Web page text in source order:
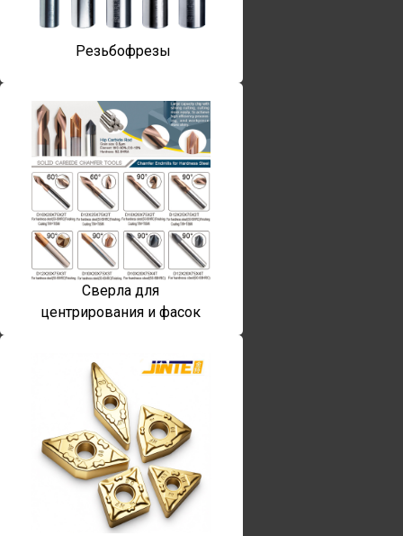
Резьбофрезы
Сверла для
центрирования и фасок